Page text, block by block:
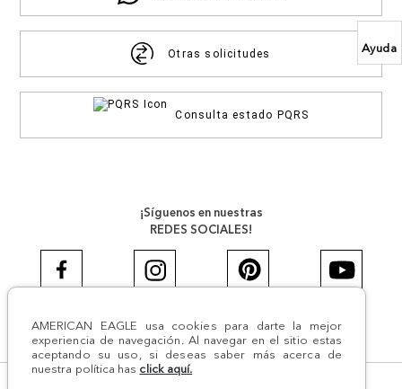
Ayuda
AMERICAN EAGLE usa cookies para darte la mejor
experiencia de navegación. Al navegar en el sitio estas
aceptando su uso, si deseas saber más acerca de
nuestra política has click aquí.
Otras solicitudes
Consulta estado PQRS
¡Síguenos en nuestras
REDES SOCIALES!
#AEJEANS #AerieREALCOL